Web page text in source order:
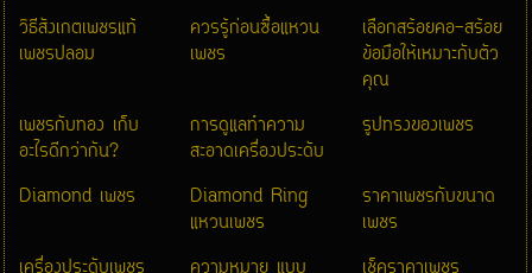
วิธีสังเกตเพชรแท้
เพชรปลอม
ควรรู้ก่อนซื้อแหวน
เพชร
เลือกสร้อยคอ-สร้อย
ข้อมือให้เหมาะกับตัว
คุณ
เพชรกับทอง เก็บ
อะไรดีกว่ากัน?
การดูแลทำความ
สะอาดเครื่องประดับ
รูปทรงของเพชร
Diamond เพชร
Diamond Ring
แหวนเพชร
ราคาเพชรกับขนาด
เพชร